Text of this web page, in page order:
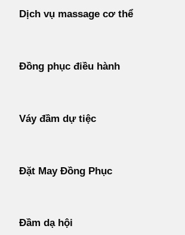
Dịch vụ massage cơ thể
Đồng phục điều hành
Váy đầm dự tiệc
Đặt May Đồng Phục
Đầm dạ hội